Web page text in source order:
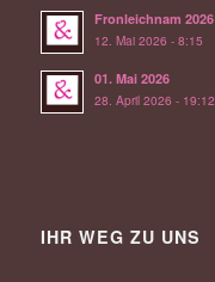
Fronleichnam 2026
12. Mai 2026 - 8:15
01. Mai 2026
28. April 2026 - 19:12
IHR WEG ZU UNS